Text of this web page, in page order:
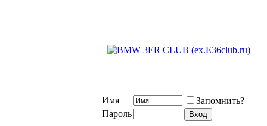
Имя
Запомнить?
Пароль